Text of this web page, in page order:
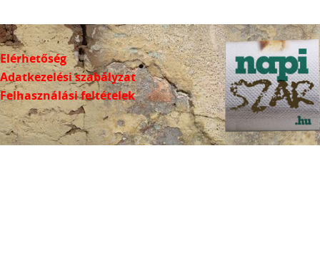
Elérhetőség
Adatkezelési szabályzat
Felhasználási feltételek